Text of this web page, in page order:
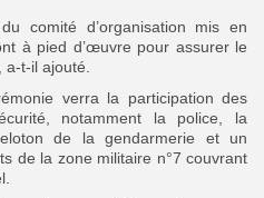
comité d’organisation mis en
à pied d’œuvre pour assurer le
t-il ajouté.
verra la participation des
notamment la police, la
de la gendarmerie et un
de la zone militaire n°7 couvrant